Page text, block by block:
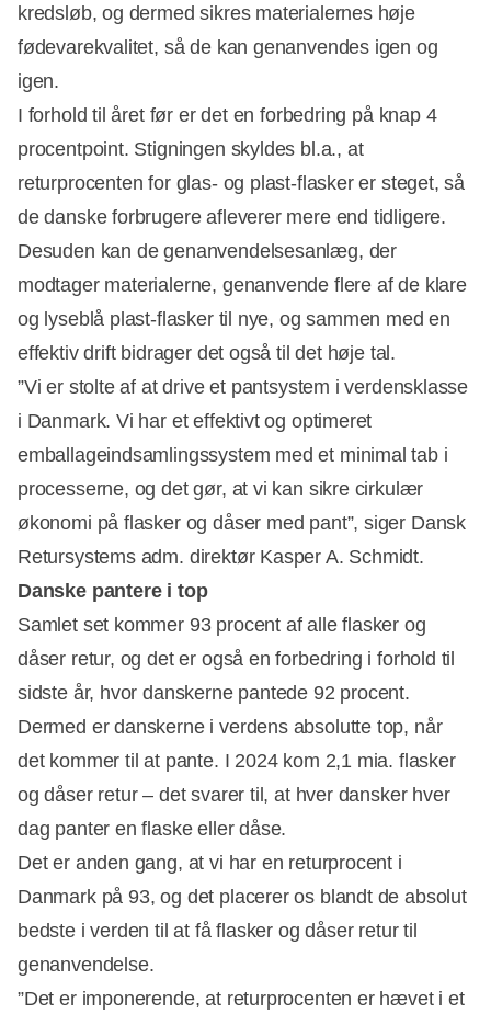
kredsløb, og dermed sikres materialernes høje
fødevarekvalitet, så de kan genanvendes igen og
igen.
I forhold til året før er det en forbedring på knap 4
procentpoint. Stigningen skyldes bl.a., at
returprocenten for glas- og plast-flasker er steget, så
de danske forbrugere afleverer mere end tidligere.
Desuden kan de genanvendelsesanlæg, der
modtager materialerne, genanvende flere af de klare
og lyseblå plast-flasker til nye, og sammen med en
effektiv drift bidrager det også til det høje tal.
”Vi er stolte af at drive et pantsystem i verdensklasse
i Danmark. Vi har et effektivt og optimeret
emballageindsamlingssystem med et minimal tab i
processerne, og det gør, at vi kan sikre cirkulær
økonomi på flasker og dåser med pant”, siger Dansk
Retursystems adm. direktør Kasper A. Schmidt.
Danske pantere i top
Samlet set kommer 93 procent af alle flasker og
dåser retur, og det er også en forbedring i forhold til
sidste år, hvor danskerne pantede 92 procent.
Dermed er danskerne i verdens absolutte top, når
det kommer til at pante. I 2024 kom 2,1 mia. flasker
og dåser retur – det svarer til, at hver dansker hver
dag panter en flaske eller dåse.
Det er anden gang, at vi har en returprocent i
Danmark på 93, og det placerer os blandt de absolut
bedste i verden til at få flasker og dåser retur til
genanvendelse.
”Det er imponerende, at returprocenten er hævet i et